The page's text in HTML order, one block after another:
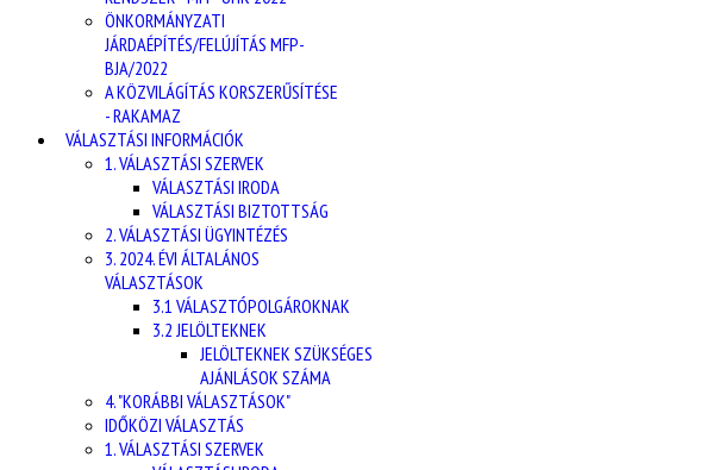
ÖNKORMÁNYZATI
JÁRDAÉPÍTÉS/FELÚJÍTÁS MFP-
BJA/2022
A KÖZVILÁGÍTÁS KORSZERŰSÍTÉSE
- RAKAMAZ
VÁLASZTÁSI INFORMÁCIÓK
1. VÁLASZTÁSI SZERVEK
VÁLASZTÁSI IRODA
VÁLASZTÁSI BIZTOTTSÁG
2. VÁLASZTÁSI ÜGYINTÉZÉS
3. 2024. ÉVI ÁLTALÁNOS
VÁLASZTÁSOK
3.1 VÁLASZTÓPOLGÁROKNAK
3.2 JELÖLTEKNEK
JELÖLTEKNEK SZÜKSÉGES
AJÁNLÁSOK SZÁMA
4. "KORÁBBI VÁLASZTÁSOK"
IDŐKÖZI VÁLASZTÁS
1. VÁLASZTÁSI SZERVEK